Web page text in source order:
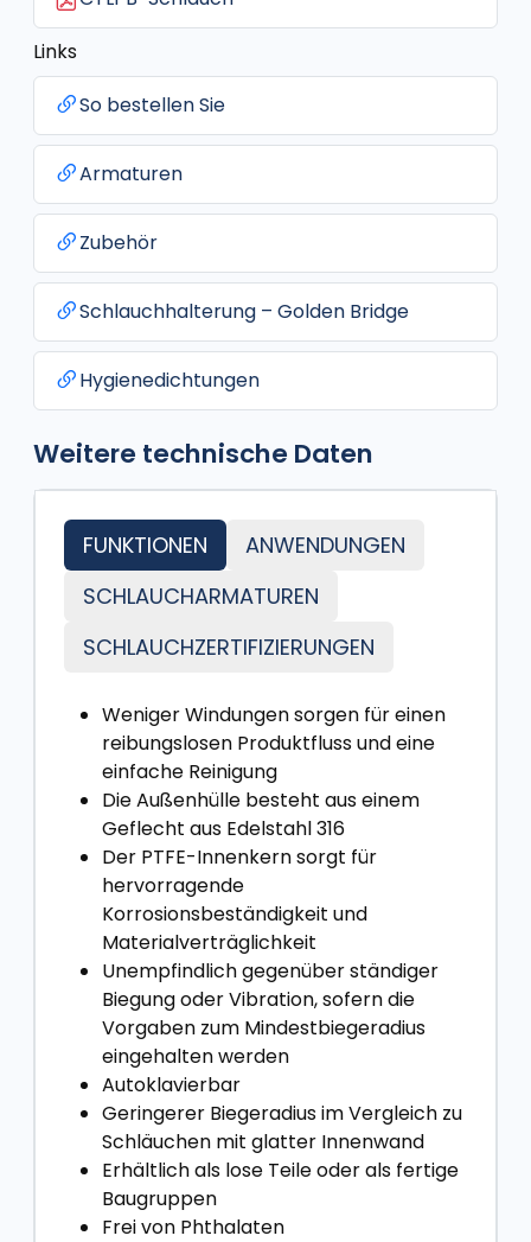
Links
So bestellen Sie
Armaturen
Zubehör
Schlauchhalterung – Golden Bridge
Hygienedichtungen
Weitere technische Daten
FUNKTIONEN
ANWENDUNGEN
SCHLAUCHARMATUREN
SCHLAUCHZERTIFIZIERUNGEN
Weniger Windungen sorgen für einen
reibungslosen Produktfluss und eine
einfache Reinigung
Die Außenhülle besteht aus einem
Geflecht aus Edelstahl 316
Der PTFE-Innenkern sorgt für
hervorragende
Korrosionsbeständigkeit und
Materialverträglichkeit
Unempfindlich gegenüber ständiger
Biegung oder Vibration, sofern die
Vorgaben zum Mindestbiegeradius
eingehalten werden
Autoklavierbar
Geringerer Biegeradius im Vergleich zu
Schläuchen mit glatter Innenwand
Erhältlich als lose Teile oder als fertige
Baugruppen
Frei von Phthalaten